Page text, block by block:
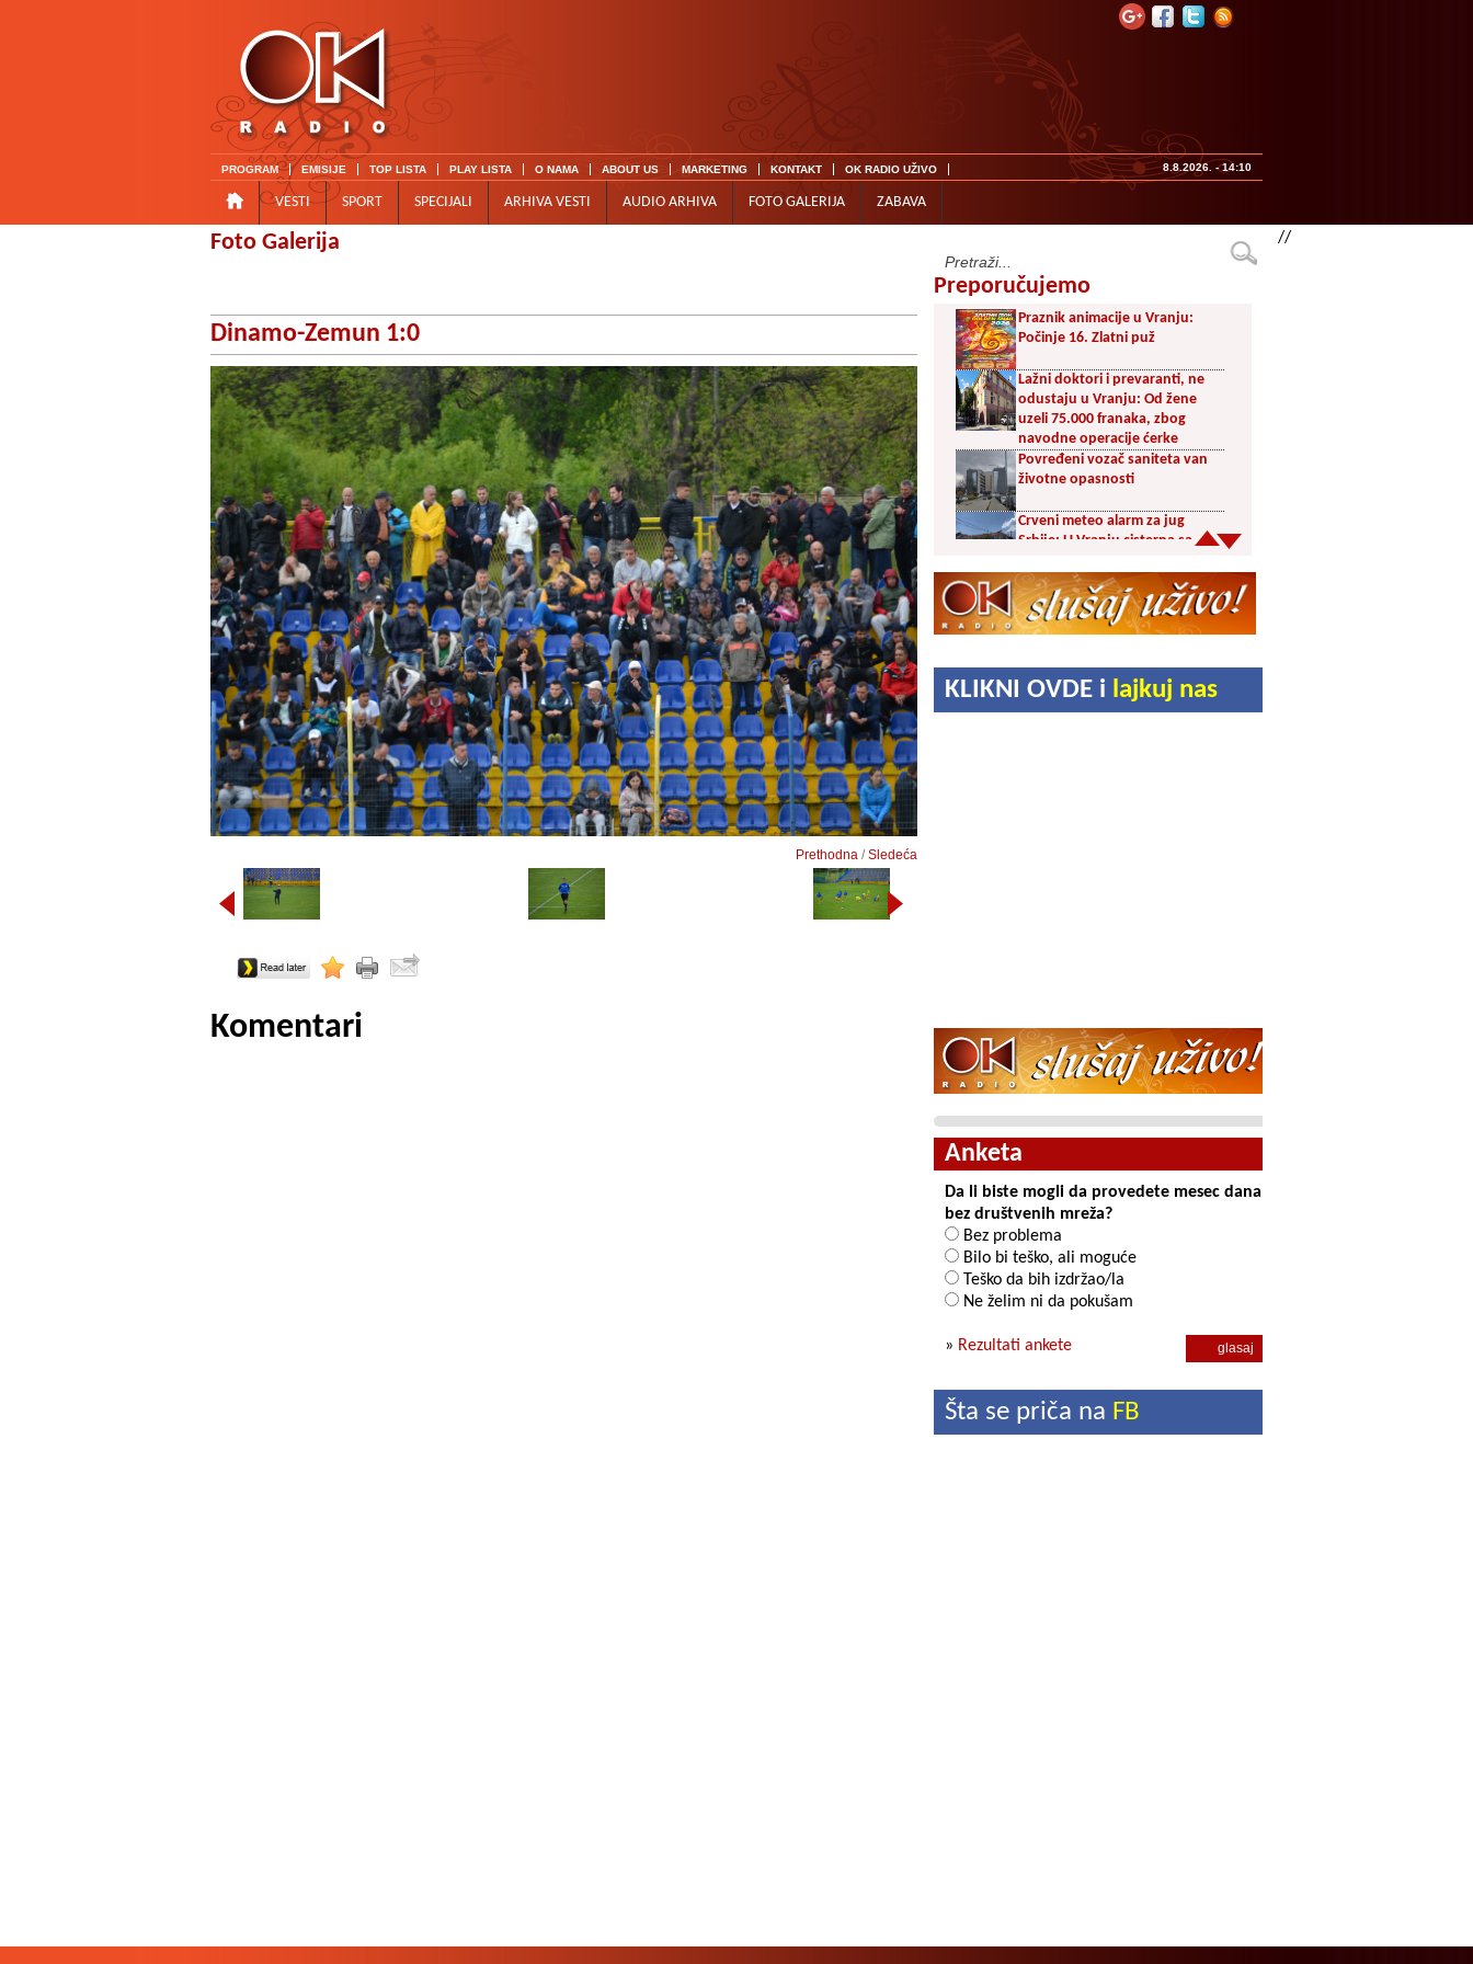
PROGRAM EMISIJE TOP LISTA PLAY LISTA O NAMA ABOUT US MARKETING KONTAKT OK RADIO UŽIVO 8.8.2026. - 14:10
VESTI SPORT SPECIJALI ARHIVA VESTI AUDIO ARHIVA FOTO GALERIJA ZABAVA
Foto Galerija
Dinamo-Zemun 1:0
Prethodna /Sledeća
Komentari
Preporučujemo
Praznik animacije u Vranju:
Počinje 16. Zlatni puž
Lažni doktori i prevaranti, ne
odustaju u Vranju: Od žene
uzeli 75.000 franaka, zbog
navodne operacije ćerke
Povređeni vozač saniteta van
životne opasnosti
Crveni meteo alarm za jug
Srbije: U Vranju cisterna sa
Šesnaest orkestara u trci za
prestižne nagrade 65.
Dragačevskog sabora trubača:
Akcija dobrovoljnog davanja
krvi PU Vranje na Besnoj Kobili
KLIKNI OVDE i lajkuj nas
Anketa
Da li biste mogli da provedete mesec dana
bez društvenih mreža?
Bez problema
Bilo bi teško, ali moguće
Teško da bih izdržao/la
Ne želim ni da pokušam
» Rezultati ankete
Šta se priča na FB
//